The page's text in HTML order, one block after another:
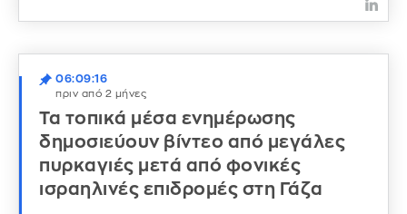
06:09:16
πριν από 2 μήνες
Τα τοπικά μέσα ενημέρωσης
δημοσιεύουν βίντεο από μεγάλες
πυρκαγιές μετά από φονικές
ισραηλινές επιδρομές στη Γάζα